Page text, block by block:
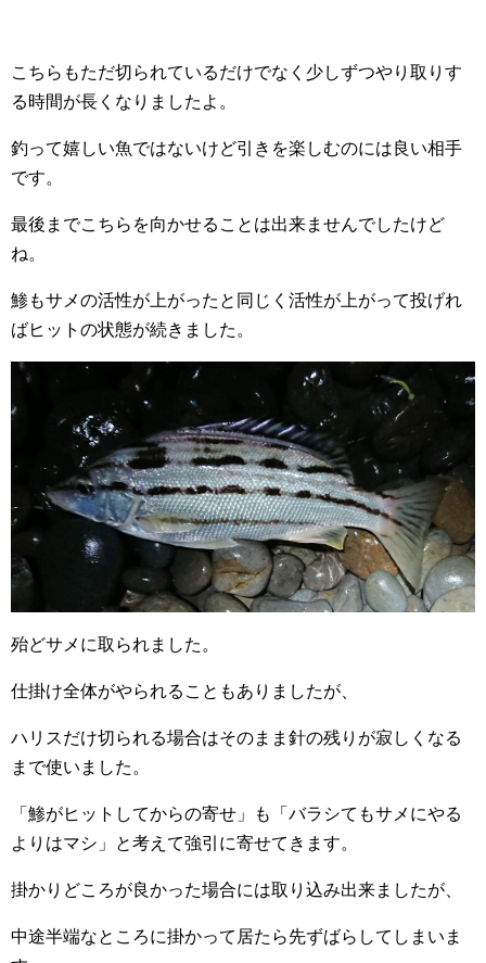
こちらもただ切られているだけでなく少しずつやり取りす
る時間が長くなりましたよ。
釣って嬉しい魚ではないけど引きを楽しむのには良い相手
です。
最後までこちらを向かせることは出来ませんでしたけど
ね。
鯵もサメの活性が上がったと同じく活性が上がって投げれ
ばヒットの状態が続きました。
殆どサメに取られました。
仕掛け全体がやられることもありましたが、
ハリスだけ切られる場合はそのまま針の残りが寂しくなる
まで使いました。
「鯵がヒットしてからの寄せ」も「バラシてもサメにやる
よりはマシ」と考えて強引に寄せてきます。
掛かりどころが良かった場合には取り込み出来ましたが、
中途半端なところに掛かって居たら先ずばらしてしまいま